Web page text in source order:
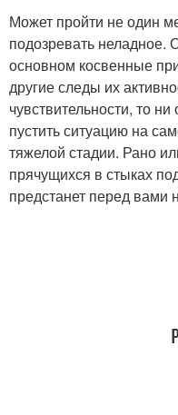
Может пройти не один
подозревать неладное.
основном косвенные
другие следы их
чувствительности, то
пустить ситуацию на
тяжелой стадии. Рано
прячущихся в стыках
предстанет перед вами